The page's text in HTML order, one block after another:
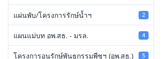
แผ่นพับ/โครงการรักษ์น้ำฯ 2
แผนแม่บท อพ.สธ. - มรล. 4
โครงการอนุรักษ์พันธุกรรมพืชฯ (อพ.สธ.) 5